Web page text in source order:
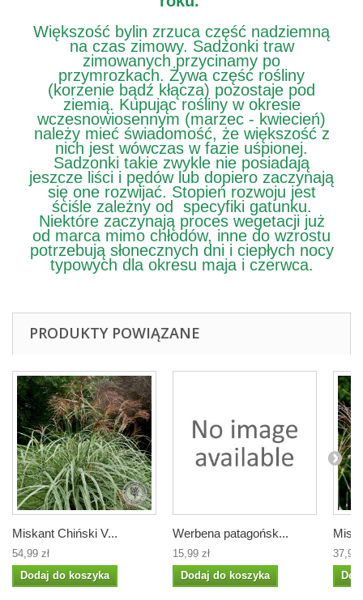
Większość bylin zrzuca część nadziemną
na czas zimowy. Sadzonki traw
zimowanych przycinamy po
przymrozkach. Żywa część rośliny
(korzenie bądź kłącza) pozostaje pod
ziemią. Kupując rośliny w okresie
wczesnowiosennym (marzec - kwiecień)
należy mieć świadomość, że większość z
nich jest wówczas w fazie uśpionej.
Sadzonki takie zwykle nie posiadają
jeszcze liści i pędów lub dopiero zaczynają
się one rozwijać. Stopień rozwoju jest
ściśle zależny od specyfiki gatunku.
Niektóre zaczynają proces wegetacji już
od marca mimo chłodów, inne do wzrostu
potrzebują słonecznych dni i ciepłych nocy
typowych dla okresu maja i czerwca.
PRODUKTY POWIĄZANE
Miskant Chiński V...
54,99 zł
Dodaj do koszyka
Werbena patagońsk...
15,99 zł
Dodaj do koszyka
37,99